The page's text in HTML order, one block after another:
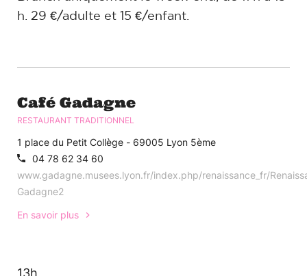
h. 29 €/adulte et 15 €/enfant.
Café Gadagne
RESTAURANT TRADITIONNEL
1 place du Petit Collège - 69005 Lyon 5ème
04 78 62 34 60
www.gadagne.musees.lyon.fr/index.php/renaissance_fr/
Gadagne2
En savoir plus